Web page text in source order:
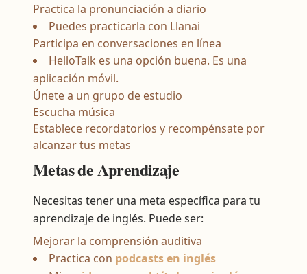
Practica la pronunciación a diario
Puedes practicarla con Llanai
Participa en conversaciones en línea
HelloTalk es una opción buena. Es una
aplicación móvil.
Únete a un grupo de estudio
Escucha música
Establece recordatorios y recompénsate por
alcanzar tus metas
Metas de Aprendizaje
Necesitas tener una meta específica para tu
aprendizaje de inglés. Puede ser:
Mejorar la comprensión auditiva
Practica con podcasts en inglés